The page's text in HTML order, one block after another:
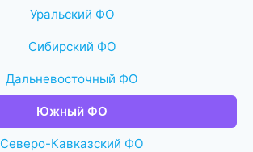
Уральский ФО
Сибирский ФО
Дальневосточный ФО
Южный ФО
Северо-Кавказский ФО